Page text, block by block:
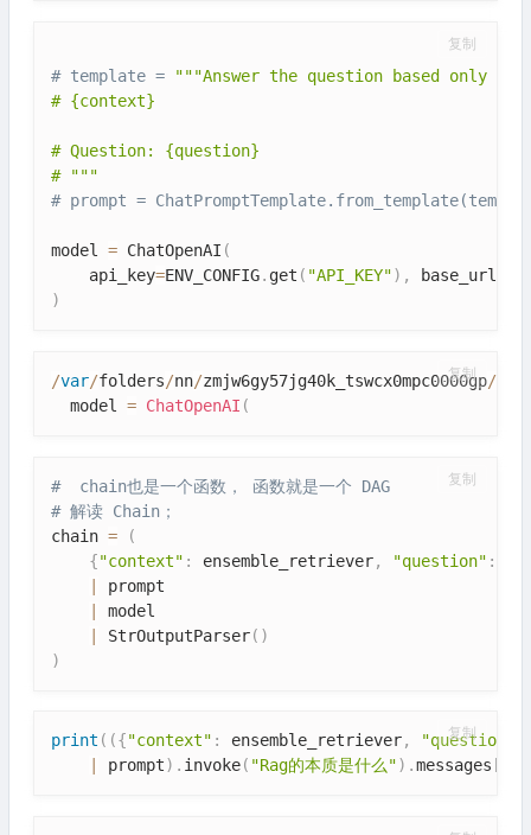
# template =
"""Answer the question based only
# {context}
# Question: {question}
# """
# prompt =
model = ChatOpenAI (
    api_key
=ENV_CONFIG. get ( "API_KEY") , base_url
)
复制
/var/folders/nn/zmjw6gy57jg40k_tswcx0mpc0000gp/
  model
= ChatOpenAI (
复制
#  chain也是一个函数， 函数就是一个 DAG
# 解读 Chain；
chain =
(
{"context" : ensemble_retriever, "question" :
prompt
model
StrOutputParser( )
)
复制
print ( ({"context" : ensemble_retriever, "question"
prompt) . invoke( "Rag的本质是什么") .messages
复制